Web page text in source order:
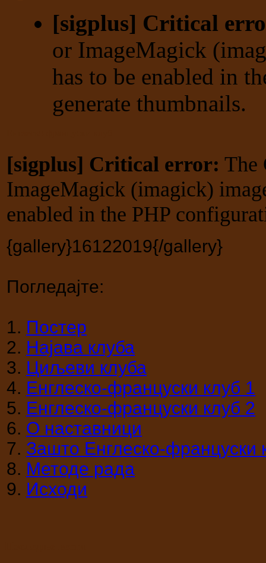
[sigplus] Critical
or ImageMagick
has to be enabled in
generate thumbnails.
[sigplus] Critical error: The
ImageMagick (imagick)
enabled in the PHP
{gallery}16122019{/gallery}
Погледајте:
1. Постер
2. Најава клуба
3. Циљеви клуба
4. Енглеско-француски клуб 1
5. Енглеско-француски клуб 2
6. О наставници
7. Зашто Енглеско-француски
8. Методе рада
9. Исходи